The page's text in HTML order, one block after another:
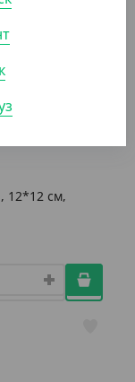
12*12 см,